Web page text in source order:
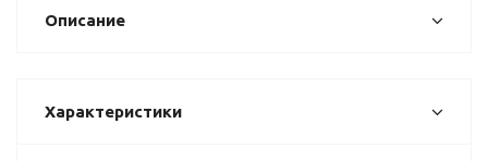
Описание
Характеристики